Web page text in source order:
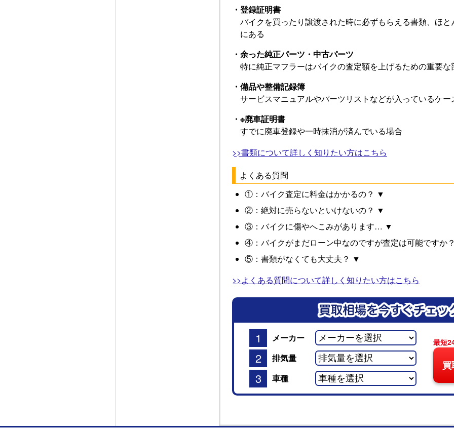
・登録証明書
バイクを買ったり譲渡された時に必ずもらえる書類、ほ
にある
・余った純正パーツ・中古パーツ
特に純正マフラーはバイクの査定額を上げるための重要な
・備品や整備記録簿
サービスマニュアルやパーツリストなどが入っているケー
・※廃車証明書
すでに廃車登録や一時抹消が済んでいる場合
>>書類について詳しく知りたい方はこちら
よくある質問
①：バイク査定に料金はかかるの？ ▼
②：絶対に売らないといけないの？ ▼
③：バイクに傷やへこみがあります… ▼
④：バイクがまだローン中なのですが査定は可能ですか
⑤：書類がなくても大丈夫？ ▼
>>よくある質問について詳しく知りたい方はこちら
1 メーカー
2 排気量
3 車種
最短
買